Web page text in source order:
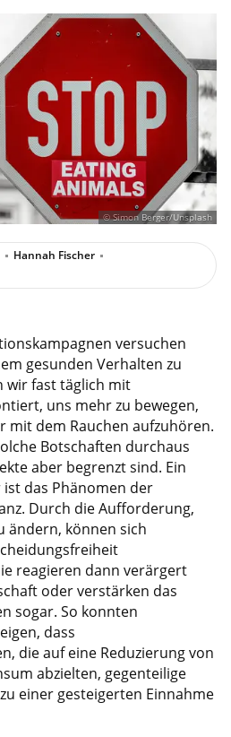
© Simon Berger/Unsplash
Hannah Fischer
versuchen
gesunden Verhalten zu
wir fast täglich mit
uns mehr zu bewegen,
mit dem Rauchen aufzuhören.
Botschaften durchaus
aber begrenzt sind. Ein
das Phänomen der
Durch die Aufforderung,
ändern, können sich
reagieren dann verärgert
oder verstärken das
sogar. So konnten
dass
die auf eine Reduzierung von
abzielten, gegenteilige
einer gesteigerten Einnahme